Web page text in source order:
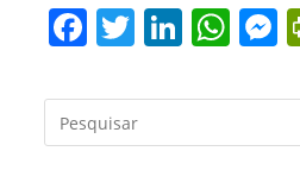
F
c
e
T
itt
er
Li
k
e
W
at
s e